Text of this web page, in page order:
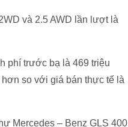
và 2.5 AWD lần lượt là
phí trước bạ là 469 triệu
so với giá bán thực tế là
Mercedes – Benz GLS 400